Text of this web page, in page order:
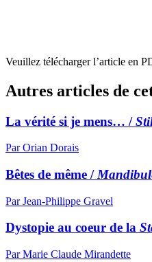
Veuillez télécharger l’article en
Autres articles de
La vérité si je mens… /
Par Orian Dorais
Bêtes de même /
Par Jean-Philippe Gravel
Dystopie au coeur de la
Par Marie Claude Mirandette